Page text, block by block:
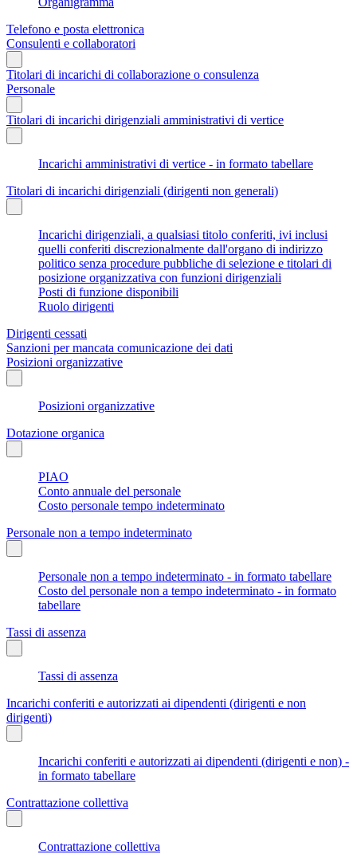
Telefono e posta elettronica
Consulenti e collaboratori
Titolari di incarichi di collaborazione o consulenza
Personale
Titolari di incarichi dirigenziali amministrativi di vertice
Incarichi amministrativi di vertice - in formato tabellare
Titolari di incarichi dirigenziali (dirigenti non generali)
Incarichi dirigenziali, a qualsiasi titolo conferiti, ivi inclusi
quelli conferiti discrezionalmente dall'organo di indirizzo
politico senza procedure pubbliche di selezione e titolari di
posizione organizzativa con funzioni dirigenziali
Posti di funzione disponibili
Ruolo dirigenti
Dirigenti cessati
Sanzioni per mancata comunicazione dei dati
Posizioni organizzative
Posizioni organizzative
Dotazione organica
PIAO
Conto annuale del personale
Costo personale tempo indeterminato
Personale non a tempo indeterminato
Personale non a tempo indeterminato - in formato tabellare
Costo del personale non a tempo indeterminato - in formato
tabellare
Tassi di assenza
Tassi di assenza
Incarichi conferiti e autorizzati ai dipendenti (dirigenti e non
dirigenti)
Incarichi conferiti e autorizzati ai dipendenti (dirigenti e non) -
in formato tabellare
Contrattazione collettiva
Contrattazione collettiva